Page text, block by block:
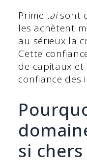
Prime .aisont
les achètent
au sérieux la
Cette
de capitaux
confiance des
si chers